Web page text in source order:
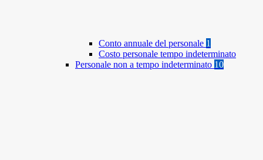
Conto annuale del personale 1
Costo personale tempo indeterminato
Personale non a tempo indeterminato 10